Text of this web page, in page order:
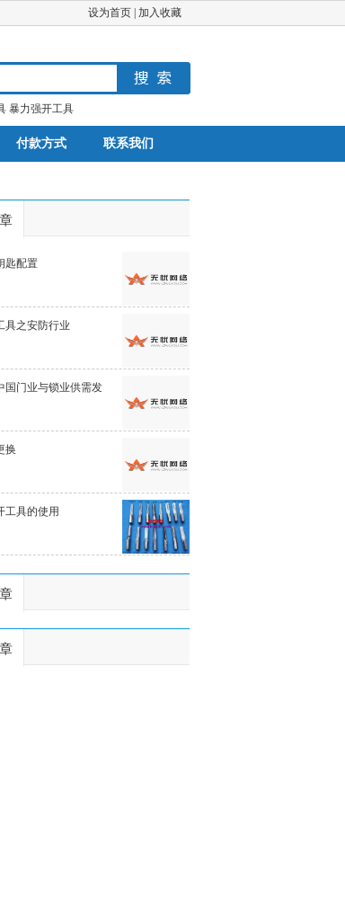
设为首页 加入收藏
暴力强开工具
付款方式 联系我们
匙配置
具之安防行业
国门业与锁业供需发
换
工具的使用